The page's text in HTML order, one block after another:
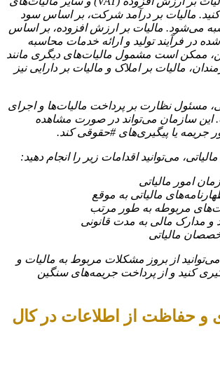
مالیات بر درآمد شرکت، بر اساس سود
می‌شود. مالیات بر ارزش افزوده، بر اساس
در فرآیند تولید و ارائه خدمات محاسبه
ممکن است مشمول مالیات‌های دیگری مانند
مالیات بر املاک و مالیات بر دارایی نیز
مسئول نظارت بر پرداخت مالیات‌ها و اجرای
این سازمان می‌تواند در صورت مشاهده
جریمه یا پیگیری‌های #حقوقی کند.
می‌توانید اقدامات زیر را انجام دهید:
امور مالیاتی
مالیاتی به موقع
مربوطه به طور مرتب
و مدارک مالی به مدت قانونی
مالیاتی
از بروز مشکلات مربوط به مالیات و
کنید و از پرداخت جریمه‌های سنگین
و حفاظت از اطلاعات در کال